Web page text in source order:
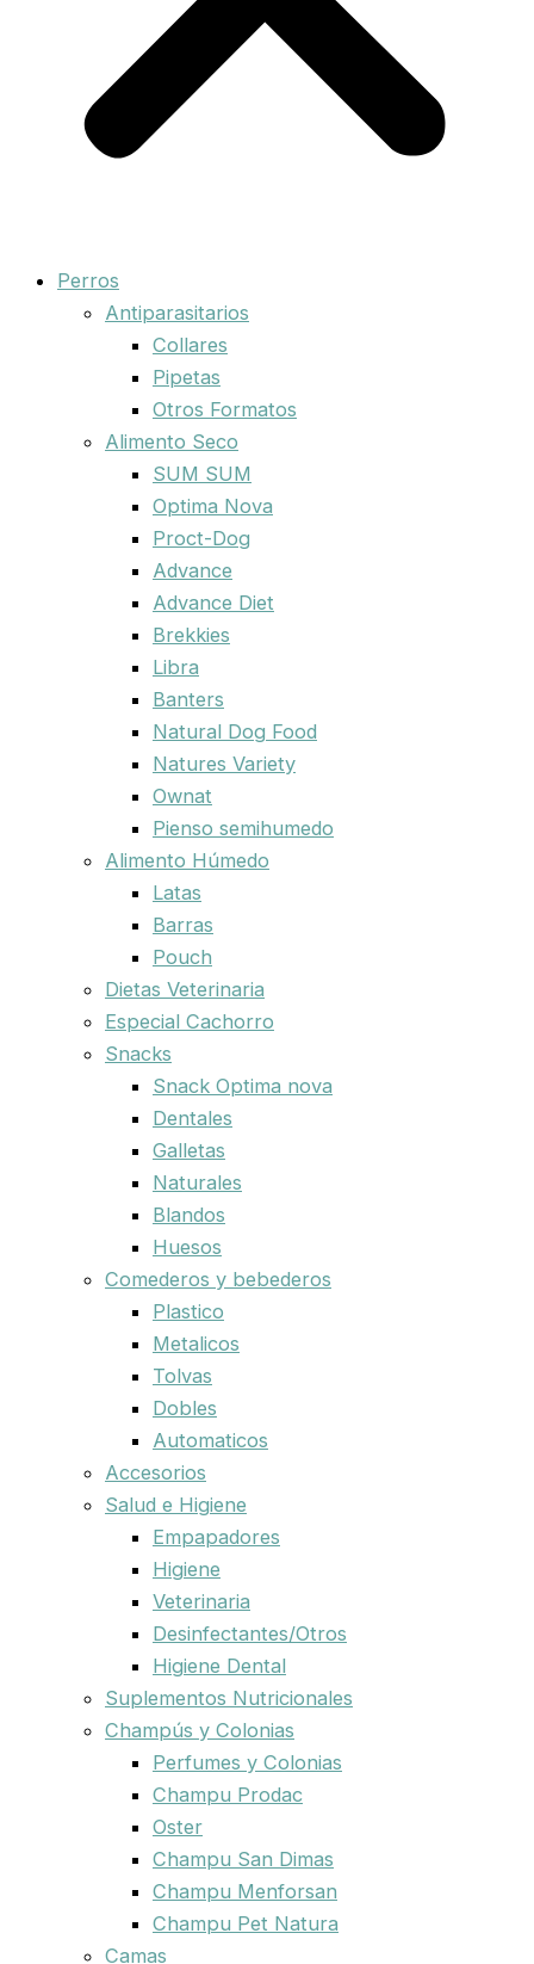
Perros
Antiparasitarios
Collares
Pipetas
Otros Formatos
Alimento Seco
SUM SUM
Optima Nova
Proct-Dog
Advance
Advance Diet
Brekkies
Libra
Banters
Natural Dog Food
Natures Variety
Ownat
Pienso semihumedo
Alimento Húmedo
Latas
Barras
Pouch
Dietas Veterinaria
Especial Cachorro
Snacks
Snack Optima nova
Dentales
Galletas
Naturales
Blandos
Huesos
Comederos y bebederos
Plastico
Metalicos
Tolvas
Dobles
Automaticos
Accesorios
Salud e Higiene
Empapadores
Higiene
Veterinaria
Desinfectantes/Otros
Higiene Dental
Suplementos Nutricionales
Champús y Colonias
Perfumes y Colonias
Champu Prodac
Oster
Champu San Dimas
Champu Menforsan
Champu Pet Natura
Camas